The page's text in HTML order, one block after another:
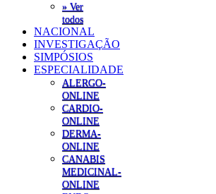
» Ver
todos
NACIONAL
INVESTIGAÇÃO
SIMPÓSIOS
ESPECIALIDADE
ALERGO-
ONLINE
CARDIO-
ONLINE
DERMA-
ONLINE
CANABIS
MEDICINAL-
ONLINE